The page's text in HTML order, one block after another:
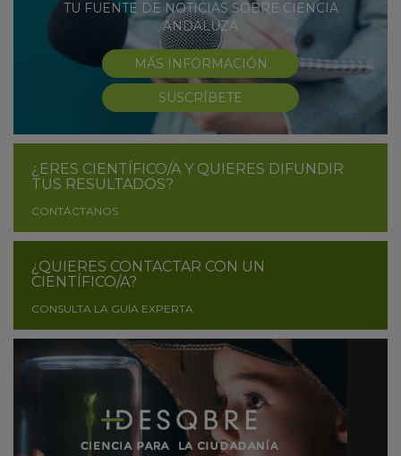
TU FUENTE DE NOTICIAS SOBRE CIENCIA
ANDALUZA
MÁS INFORMACIÓN
SUSCRÍBETE
¿ERES CIENTÍFICO/A Y QUIERES DIFUNDIR
TUS RESULTADOS?
CONTÁCTANOS
¿QUIERES CONTACTAR CON UN
CIENTÍFICO/A?
CONSULTA LA GUÍA EXPERTA